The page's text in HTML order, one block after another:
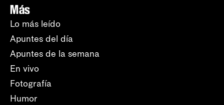
Más
Lo más leído
Apuntes del día
Apuntes de la semana
En vivo
Fotografía
Humor